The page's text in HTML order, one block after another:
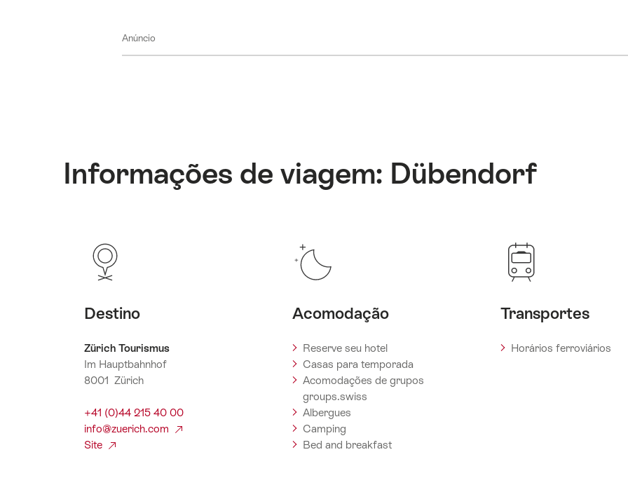
Anúncio
Informações de viagem: Dübendorf
Destino
Zürich Tourismus
Im Hauptbahnhof
8001 Zürich
+41 (0)44 215 40 00
info@zuerich.com
Site
Acomodação
Reserve seu hotel
Casas para temporada
Acomodações de grupos
groups.swiss
Albergues
Camping
Bed and breakfast
Transportes
Horários ferroviários